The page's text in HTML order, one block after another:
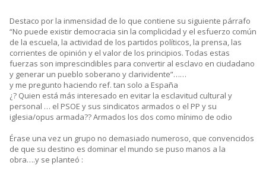
Destaco por la inmensidad de lo que contiene su siguiente párrafo
“No puede existir democracia sin la complicidad y el esfuerzo común
de la escuela, la actividad de los partidos políticos, la prensa, las
corrientes de opinión y el valor de los principios. Todas estas
fuerzas son imprescindibles para convertir al esclavo en ciudadano
y generar un pueblo soberano y clarividente”……
y me pregunto haciendo ref. tan solo a España
¿? Quien está más interesado en evitar la esclavitud cultural y
personal … el PSOE y sus sindicatos armados o el PP y su
iglesia/opus armada?? Armados los dos como mínimo de odio
Érase una vez un grupo no demasiado numeroso, que convencidos
de que su destino es dominar el mundo se puso manos a la
obra….y se planteó :